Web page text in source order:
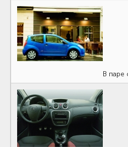
В паре